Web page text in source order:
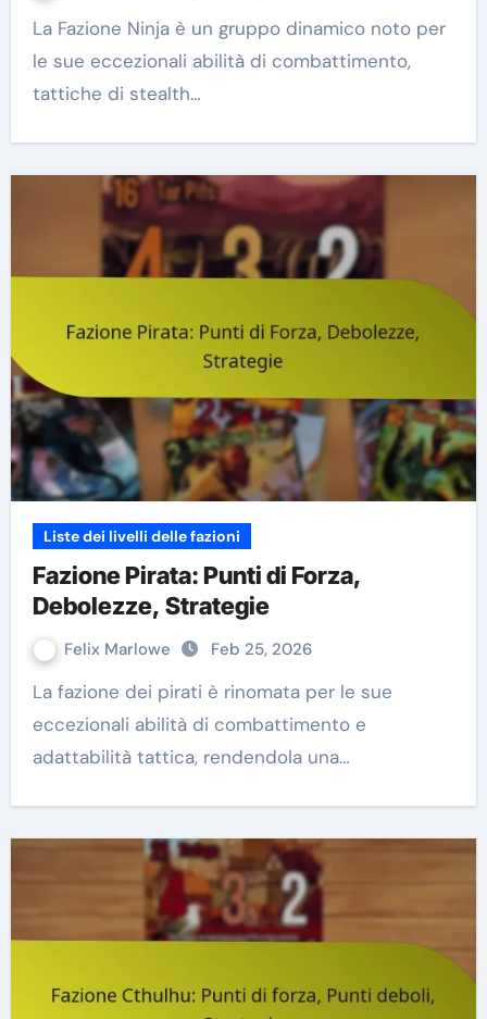
La Fazione Ninja è un gruppo dinamico noto per
le sue eccezionali abilità di combattimento,
tattiche di stealth…
Liste dei livelli delle fazioni
Fazione Pirata: Punti di Forza,
Debolezze, Strategie
Felix Marlowe Feb 25, 2026
La fazione dei pirati è rinomata per le sue
eccezionali abilità di combattimento e
adattabilità tattica, rendendola una…